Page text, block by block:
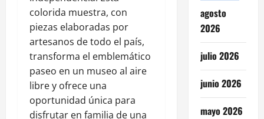
colorida muestra, con
piezas elaboradas por
artesanos de todo el país,
transforma el emblemático
paseo en un museo al aire
libre y ofrece una
oportunidad única para
disfrutar en familia de una
agosto
2026
julio 2026
junio 2026
mayo 2026